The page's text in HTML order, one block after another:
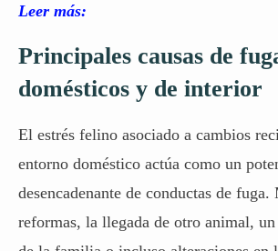
Leer más:
Principales causas de
domésticos y de interior
El estrés felino asociado a cambios
entorno doméstico actúa como un
desencadenante de conductas de fuga.
reformas, la llegada de otro animal,